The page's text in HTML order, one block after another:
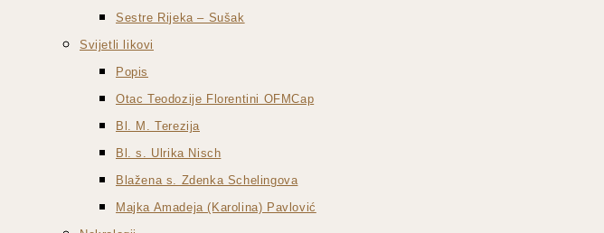
Sestre Rijeka – Sušak
Svijetli likovi
Popis
Otac Teodozije Florentini OFMCap
Bl. M. Terezija
Bl. s. Ulrika Nisch
Blažena s. Zdenka Schelingova
Majka Amadeja (Karolina) Pavlović